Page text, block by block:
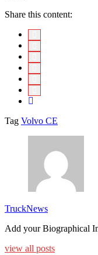
Share this content:
Tag Volvo CE
TruckNews
Add your Biographical
view all posts